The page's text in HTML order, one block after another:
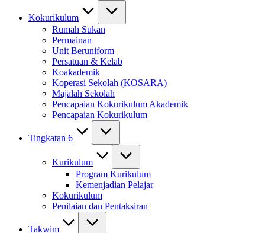
Kokurikulum
Rumah Sukan
Permainan
Unit Beruniform
Persatuan & Kelab
Koakademik
Koperasi Sekolah (KOSARA)
Majalah Sekolah
Pencapaian Kokurikulum Akademik
Pencapaian Kokurikulum
Tingkatan 6
Kurikulum
Program Kurikulum
Kemenjadian Pelajar
Kokurikulum
Penilaian dan Pentaksiran
Takwim